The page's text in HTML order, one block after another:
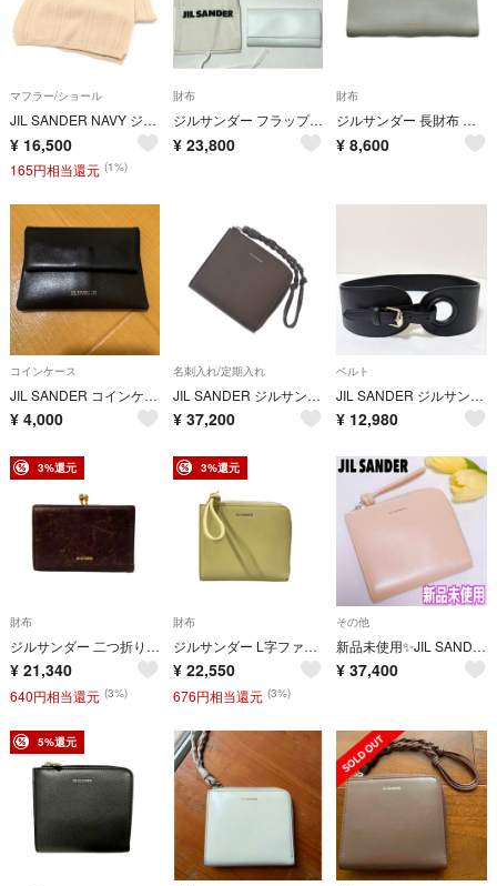
マフラー/ショール
JIL SANDER NAVY ジルサンダーネイビー ウール マフラー ストール ベージュ
¥ 16,500
165円相当還元 (1%)
財布
ジルサンダー フラップ 長財布 J09UI0001 JIL SANDER 白 ホワイト レザー
¥ 23,800
財布
ジルサンダー 長財布 二つ折り 小銭入れ レザー ライトグリーン
¥ 8,600
コインケース
JIL SANDER コインケース
¥ 4,000
名刺入れ/定期入れ
JIL SANDER ジルサンダー カードケース 茶 【古着】【中古】【送料無料】
¥ 37,200
ベルト
JIL SANDER ジルサンダー レザー ワイドベルト ブラック 80
¥ 12,980
3%還元
財布
ジルサンダー 二つ折り財布 がま口 Goji レディース JIL SANDER
¥ 21,340
640円相当還元 (3%)
3%還元
財布
ジルサンダー L字ファスナー二つ折り財布 Giro レディース JIL SANDER
¥ 22,550
676円相当還元 (3%)
その他
新品未使用✨JIL SANDER ジルサンダー Giro カードホルダー
¥ 37,400
5%還元